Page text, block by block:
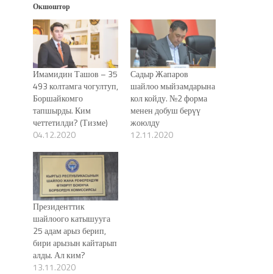
Окшоштор
Имамидин Ташов – 35
493 колтамга чогултуп,
Боршайкомго
тапшырды. Ким
четтетилди? (Тизме)
04.12.2020
Садыр Жапаров
шайлоо мыйзамдарына
кол койду. №2 форма
менен добуш берүү
жоюлду
12.11.2020
Президенттик
шайлоого катышууга
25 адам арыз берип,
бири арызын кайтарып
алды. Ал ким?
13.11.2020